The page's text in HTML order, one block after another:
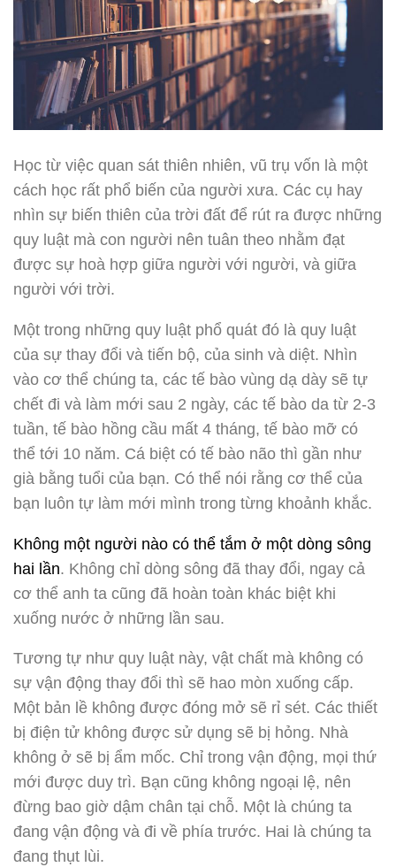
Học từ việc quan sát thiên nhiên, vũ trụ vốn là một
cách học rất phổ biến của người xưa. Các cụ hay
nhìn sự biến thiên của trời đất để rút ra được những
quy luật mà con người nên tuân theo nhằm đạt
được sự hoà hợp giữa người với người, và giữa
người với trời.
Một trong những quy luật phổ quát đó là quy luật
của sự thay đổi và tiến bộ, của sinh và diệt. Nhìn
vào cơ thể chúng ta, các tế bào vùng dạ dày sẽ tự
chết đi và làm mới sau 2 ngày, các tế bào da từ 2-3
tuần, tế bào hồng cầu mất 4 tháng, tế bào mỡ có
thể tới 10 năm. Cá biệt có tế bào não thì gần như
già bằng tuổi của bạn. Có thể nói rằng cơ thể của
bạn luôn tự làm mới mình trong từng khoảnh khắc.
Không một người nào có thể tắm ở một dòng sông
hai lần. Không chỉ dòng sông đã thay đổi, ngay cả
cơ thể anh ta cũng đã hoàn toàn khác biệt khi
xuống nước ở những lần sau.
Tương tự như quy luật này, vật chất mà không có
sự vận động thay đổi thì sẽ hao mòn xuống cấp.
Một bản lề không được đóng mở sẽ rỉ sét. Các thiết
bị điện tử không được sử dụng sẽ bị hỏng. Nhà
không ở sẽ bị ẩm mốc. Chỉ trong vận động, mọi thứ
mới được duy trì. Bạn cũng không ngoại lệ, nên
đừng bao giờ dậm chân tại chỗ. Một là chúng ta
đang vận động và đi về phía trước. Hai là chúng ta
đang thụt lùi.